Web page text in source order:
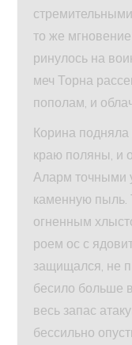
то же
ринулось на
меч Торна
пополам, и
Корина
краю поляны, и
Аларм точными
каменную пыль.
огненным
роем ос с
защищался, не
бесило больше
весь запас
бессильно